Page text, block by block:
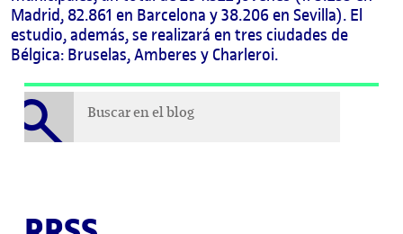
Madrid, 82.861 en Barcelona y 38.206 en Sevilla). El
estudio, además, se realizará en tres ciudades de
Bélgica: Bruselas, Amberes y Charleroi.
Buscar en el blog